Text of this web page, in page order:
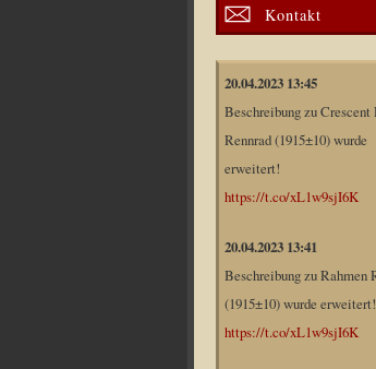
Kontakt
20.04.2023 13:45
Beschreibung zu Crescent
Rennrad (1915±10) wurde
erweitert!
https://t.co/xL1w9sjI6K
20.04.2023 13:41
Beschreibung zu Rahmen
(1915±10) wurde erweitert!
https://t.co/xL1w9sjI6K